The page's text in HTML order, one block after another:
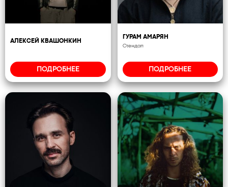
АЛЕКСЕЙ КВАШОНКИН
ПОДРОБНЕЕ
ГУРАМ АМАРЯН
Стендап
ПОДРОБНЕЕ